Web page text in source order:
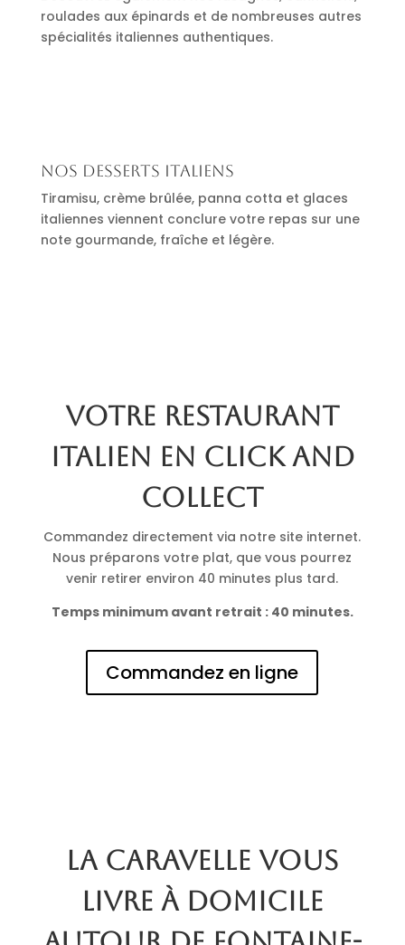
roulades aux épinards et de nombreuses autres
spécialités italiennes authentiques.
Nos desserts italiens
Tiramisu, crème brûlée, panna cotta et glaces
italiennes viennent conclure votre repas sur une
note gourmande, fraîche et légère.
Votre restaurant
italien en click and
collect
Commandez directement via notre site internet.
Nous préparons votre plat, que vous pourrez
venir retirer environ 40 minutes plus tard.
Temps minimum avant retrait : 40 minutes.
Commandez en ligne
La Caravelle vous
livre à domicile